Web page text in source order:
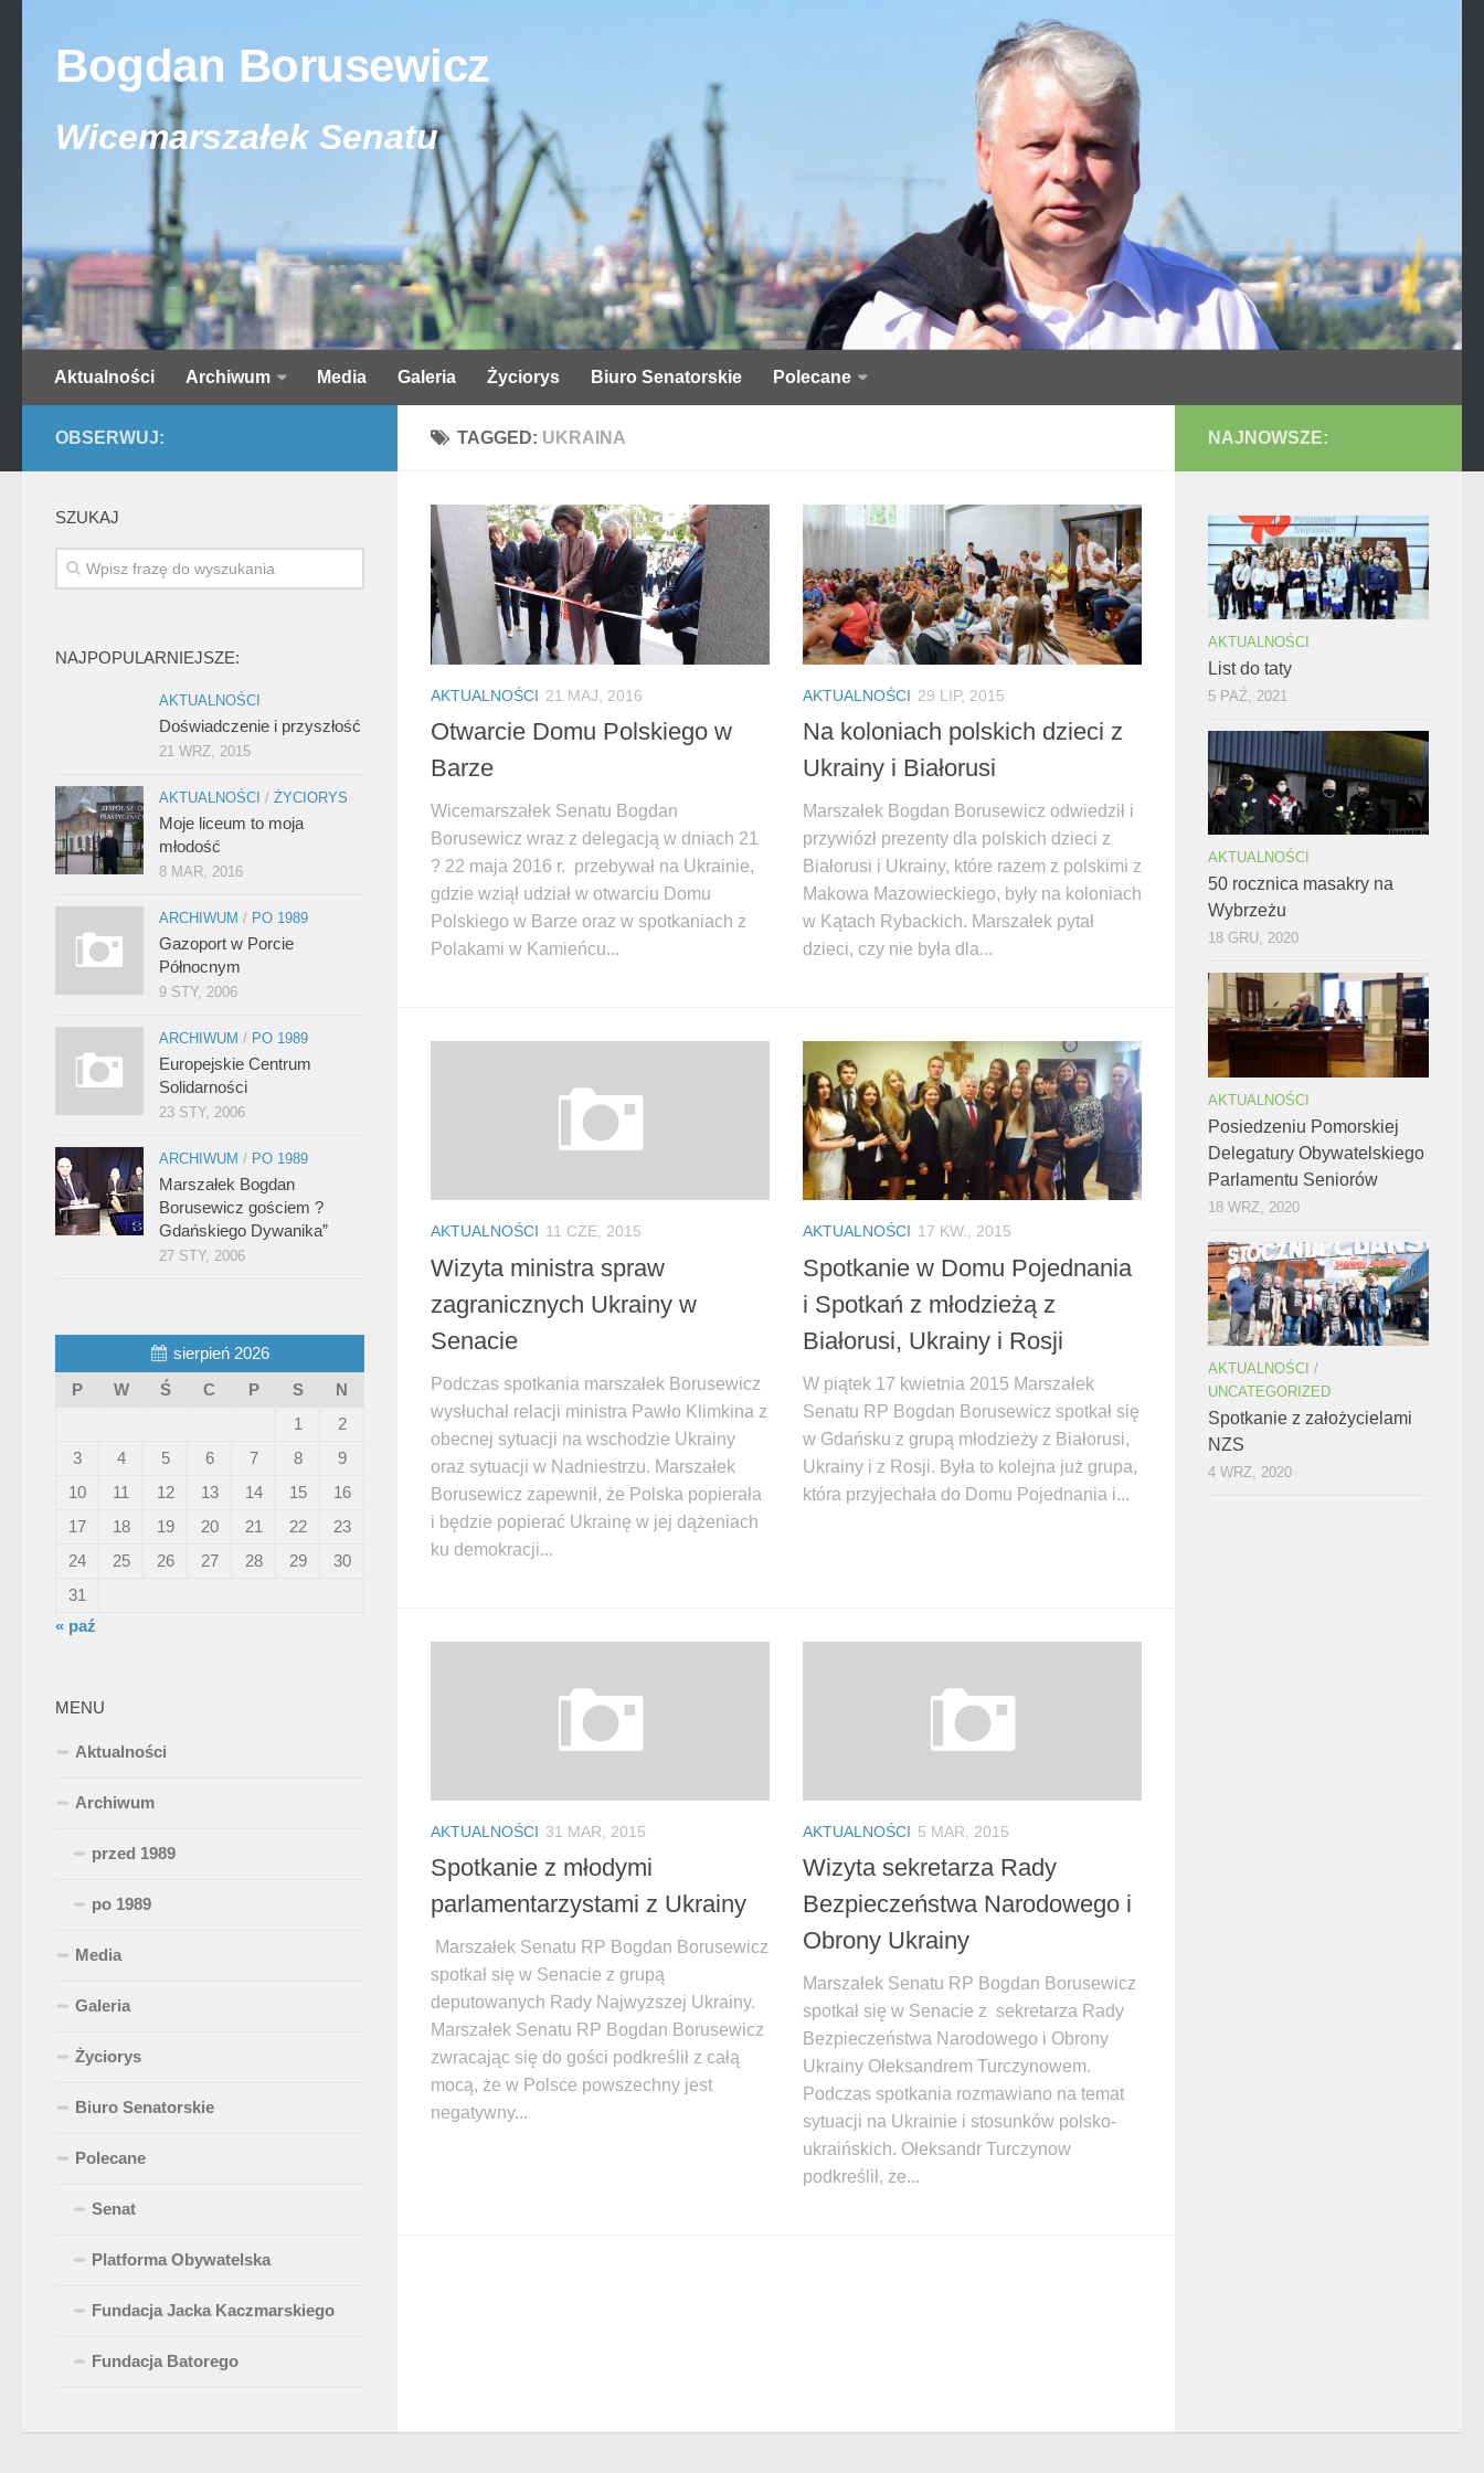
Bogdan Borusewicz
Wicemarszałek Senatu
Aktualności Archiwum Media Galeria Życiorys Biuro Senatorskie Polecane
TAGGED: UKRAINA
AKTUALNOŚCI 21 MAJ, 2016
Otwarcie Domu Polskiego w
Barze
Wicemarszałek Senatu Bogdan
Borusewicz wraz z delegacją w dniach 21
? 22 maja 2016 r. przebywał na Ukrainie,
gdzie wziął udział w otwarciu Domu
Polskiego w Barze oraz w spotkaniach z
Polakami w Kamieńcu...
AKTUALNOŚCI 29 LIP, 2015
Na koloniach polskich dzieci z
Ukrainy i Białorusi
Marszałek Bogdan Borusewicz odwiedził i
przywiózł prezenty dla polskich dzieci z
Białorusi i Ukrainy, które razem z polskimi z
Makowa Mazowieckiego, były na koloniach
w Kątach Rybackich. Marszałek pytał
dzieci, czy nie była dla...
AKTUALNOŚCI 11 CZE, 2015
Wizyta ministra spraw
zagranicznych Ukrainy w
Senacie
Podczas spotkania marszałek Borusewicz
wysłuchał relacji ministra Pawło Klimkina z
obecnej sytuacji na wschodzie Ukrainy
oraz sytuacji w Nadniestrzu. Marszałek
Borusewicz zapewnił, że Polska popierała
i będzie popierać Ukrainę w jej dążeniach
ku demokracji...
AKTUALNOŚCI 17 KW., 2015
Spotkanie w Domu Pojednania
i Spotkań z młodzieżą z
Białorusi, Ukrainy i Rosji
W piątek 17 kwietnia 2015 Marszałek
Senatu RP Bogdan Borusewicz spotkał się
w Gdańsku z grupą młodzieży z Białorusi,
Ukrainy i z Rosji. Była to kolejna już grupa,
która przyjechała do Domu Pojednania i...
AKTUALNOŚCI 31 MAR, 2015
Spotkanie z młodymi
parlamentarzystami z Ukrainy
Marszałek Senatu RP Bogdan Borusewicz
spotkał się w Senacie z grupą
deputowanych Rady Najwyższej Ukrainy.
Marszałek Senatu RP Bogdan Borusewicz
zwracając się do gości podkreślił z całą
mocą, że w Polsce powszechny jest
negatywny...
AKTUALNOŚCI 5 MAR, 2015
Wizyta sekretarza Rady
Bezpieczeństwa Narodowego i
Obrony Ukrainy
Marszałek Senatu RP Bogdan Borusewicz
spotkał się w Senacie z sekretarza Rady
Bezpieczeństwa Narodowego i Obrony
Ukrainy Ołeksandrem Turczynowem.
Podczas spotkania rozmawiano na temat
sytuacji na Ukrainie i stosunków polsko-
ukraińskich. Ołeksandr Turczynow
podkreślił, że...
OBSERWUJ:
SZUKAJ
NAJPOPULARNIEJSZE:
AKTUALNOŚCI
Doświadczenie i przyszłość
21 WRZ, 2015
AKTUALNOŚCI / ŻYCIORYS
Moje liceum to moja
młodość
8 MAR, 2016
ARCHIWUM / PO 1989
Gazoport w Porcie
Północnym
9 STY, 2006
ARCHIWUM / PO 1989
Europejskie Centrum
Solidarności
23 STY, 2006
ARCHIWUM / PO 1989
Marszałek Bogdan
Borusewicz gościem ?
Gdańskiego Dywanika”
27 STY, 2006
sierpień 2026
P
W Ś C P S
N
1
2
3
4 5 6 7 8
9
10
11 12 13 14 15
16
17
18 19 20 21 22
23
24
25 26 27 28 29
30
31
« paź
MENU
Aktualności
Archiwum
przed 1989
po 1989
Media
Galeria
Życiorys
Biuro Senatorskie
Polecane
Senat
Platforma Obywatelska
Fundacja Jacka Kaczmarskiego
Fundacja Batorego
NAJNOWSZE:
AKTUALNOŚCI
List do taty
5 PAŹ, 2021
AKTUALNOŚCI
50 rocznica masakry na
Wybrzeżu
18 GRU, 2020
AKTUALNOŚCI
Posiedzeniu Pomorskiej
Delegatury Obywatelskiego
Parlamentu Seniorów
18 WRZ, 2020
AKTUALNOŚCI /
UNCATEGORIZED
Spotkanie z założycielami
NZS
4 WRZ, 2020